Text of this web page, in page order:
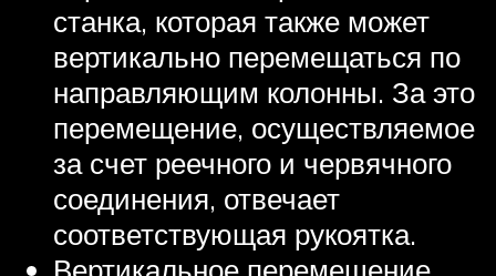
станка, которая также может
вертикально перемещаться по
направляющим колонны. За это
перемещение, осуществляемое
за счет реечного и червячного
соединения, отвечает
соответствующая рукоятка.
Вертикальное перемещение